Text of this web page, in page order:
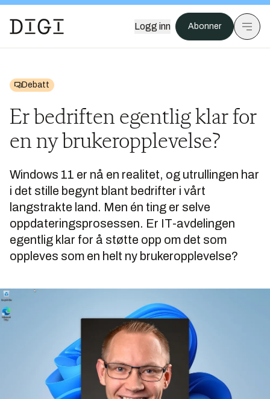
Logg inn Abonner
Debatt
Er bedriften egentlig klar for
en ny brukeropplevelse?
Windows 11 er nå en realitet, og utrullingen har
i det stille begynt blant bedrifter i vårt
langstrakte land. Men én ting er selve
oppdateringsprosessen. Er IT-avdelingen
egentlig klar for å støtte opp om det som
oppleves som en helt ny brukeropplevelse?